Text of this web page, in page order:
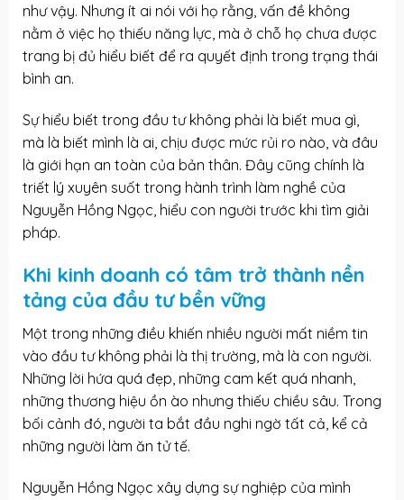
như vậy. Nhưng ít ai nói với họ rằng, vấn đề không
nằm ở việc họ thiếu năng lực, mà ở chỗ họ chưa được
trang bị đủ hiểu biết để ra quyết định trong trạng thái
bình an.
Sự hiểu biết trong đầu tư không phải là biết mua gì,
mà là biết mình là ai, chịu được mức rủi ro nào, và đâu
là giới hạn an toàn của bản thân. Đây cũng chính là
triết lý xuyên suốt trong hành trình làm nghề của
Nguyễn Hồng Ngọc, hiểu con người trước khi tìm giải
pháp.
Khi kinh doanh có tâm trở thành nền
tảng của đầu tư bền vững
Một trong những điều khiến nhiều người mất niềm tin
vào đầu tư không phải là thị trường, mà là con người.
Những lời hứa quá đẹp, những cam kết quá nhanh,
những thương hiệu ồn ào nhưng thiếu chiều sâu. Trong
bối cảnh đó, người ta bắt đầu nghi ngờ tất cả, kể cả
những người làm ăn tử tế.
Nguyễn Hồng Ngọc xây dựng sự nghiệp của mình